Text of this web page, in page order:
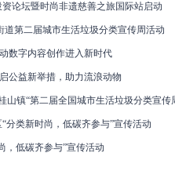
论坛暨时尚非遗慈善之旅国际站启动
第二届城市生活垃圾分类宣传周活动
数字内容创作进入新时代
公益新举措，助力流浪动物
镇“第二届全国城市生活垃圾分类宣传
分类新时尚，低碳齐参与”宣传活动
，低碳齐参与”宣传活动